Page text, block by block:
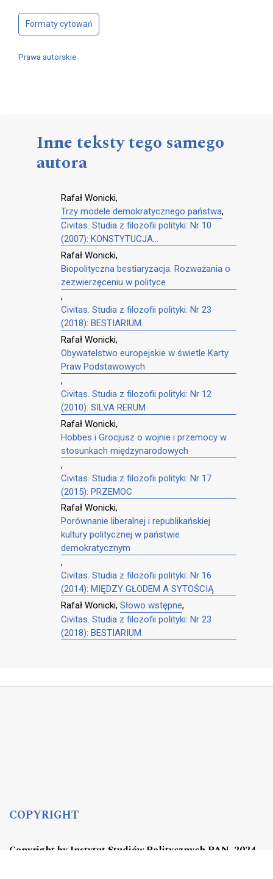
Formaty cytowań
Prawa autorskie
Inne teksty tego samego
autora
Rafał Wonicki,
Trzy modele demokratycznego państwa,
Civitas. Studia z filozofii polityki: Nr 10
(2007): KONSTYTUCJA…
Rafał Wonicki,
Biopolityczna bestiaryzacja. Rozważania o
zezwierzęceniu w polityce
,
Civitas. Studia z filozofii polityki: Nr 23
(2018): BESTIARIUM
Rafał Wonicki,
Obywatelstwo europejskie w świetle Karty
Praw Podstawowych
,
Civitas. Studia z filozofii polityki: Nr 12
(2010): SILVA RERUM
Rafał Wonicki,
Hobbes i Grocjusz o wojnie i przemocy w
stosunkach międzynarodowych
,
Civitas. Studia z filozofii polityki: Nr 17
(2015): PRZEMOC
Rafał Wonicki,
Porównanie liberalnej i republikańskiej
kultury politycznej w państwie
demokratycznym
,
Civitas. Studia z filozofii polityki: Nr 16
(2014): MIĘDZY GŁODEM A SYTOŚCIĄ
Rafał Wonicki, Słowo wstępne,
Civitas. Studia z filozofii polityki: Nr 23
(2018): BESTIARIUM
COPYRIGHT
Copyright by Instytut Studiów Politycznych PAN, 2024